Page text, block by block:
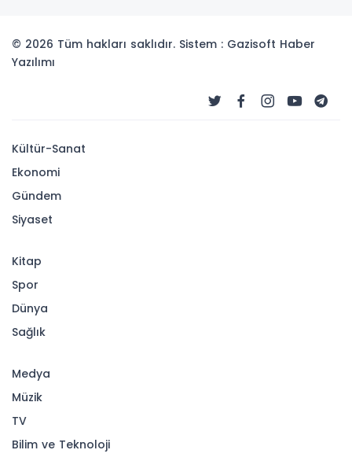
© 2026 Tüm hakları saklıdır. Sistem : Gazisoft Haber
Yazılımı
Kültür-Sanat
Ekonomi
Gündem
Siyaset
Kitap
Spor
Dünya
Sağlık
Medya
Müzik
TV
Bilim ve Teknoloji